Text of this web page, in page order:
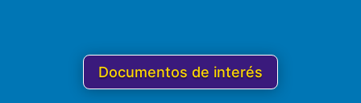
Documentos de interés